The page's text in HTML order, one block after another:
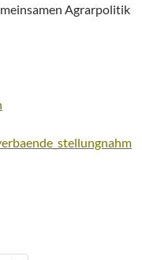
Agrarpolitik